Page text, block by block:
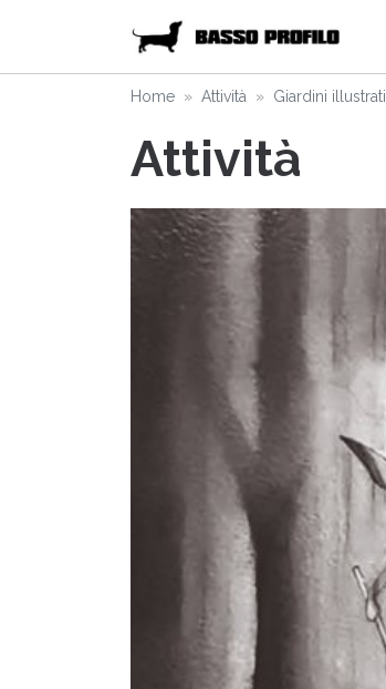
Home Attività Giardini illustrati
Attività